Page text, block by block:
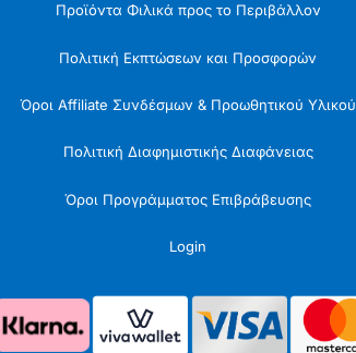
Προϊόντα Φιλικά προς το Περιβάλλον
Πολιτική Εκπτώσεων και Προσφορών
Όροι Affiliate Συνδέσμων & Προωθητικού Υλικού
Πολιτική Διαφημιστικής Διαφάνειας
Όροι Προγράμματος Επιβράβευσης
Login